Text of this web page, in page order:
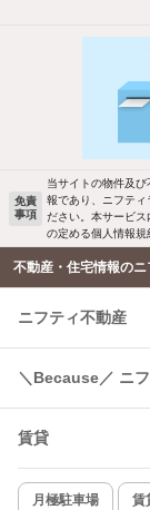
バス・トイレ
洗濯機置場
エアコンあり
温水洗浄便座
コンロ2口以
新着のみ
検索中の条
お知らせしま
免責
事項
当サイトの物件及
報であり、ニフティ
ださい。本サービ
の定める個人情報規
不動産・住宅情報の
ニフティ不動産
＼Because／ ニ
賃貸
月極駐車場 賃